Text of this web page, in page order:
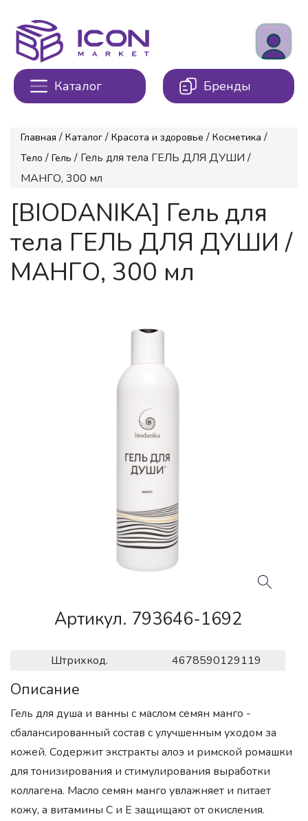
Каталог Бренды
Главная / Каталог / Красота и здоровье / Косметика /
Тело / Гель / Гель для тела ГЕЛЬ ДЛЯ ДУШИ /
МАНГО, 300 мл
[BIODANIKA] Гель для
тела ГЕЛЬ ДЛЯ ДУШИ /
МАНГО, 300 мл
Артикул. 793646-1692
Штрихкод. 4678590129119
Описание
Гель для душа и ванны с маслом семян манго -
сбалансированный состав с улучшенным уходом за
кожей. Содержит экстракты алоэ и римской ромашки
для тонизирования и стимулирования выработки
коллагена. Масло семян манго увлажняет и питает
кожу, а витамины С и Е защищают от окисления.